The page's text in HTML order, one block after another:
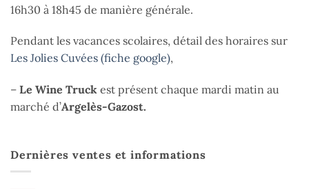
16h30 à 18h45 de manière générale.
Pendant les vacances scolaires, détail des horaires sur
Les Jolies Cuvées (fiche google),
– Le Wine Truck est présent chaque mardi matin au
marché d’Argelès-Gazost.
Dernières ventes et informations